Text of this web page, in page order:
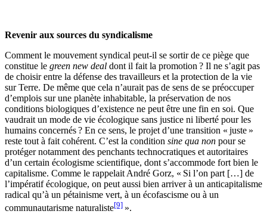
Revenir aux sources du syndicalisme
Comment le mouvement syndical peut-il se sortir de ce piège que
constitue le green new deal dont il fait la promotion ? Il ne s’agit pas
de choisir entre la défense des travailleurs et la protection de la vie
sur Terre. De même que cela n’aurait pas de sens de se préoccuper
d’emplois sur une planète inhabitable, la préservation de nos
conditions biologiques d’existence ne peut être une fin en soi. Que
vaudrait un mode de vie écologique sans justice ni liberté pour les
humains concernés ? En ce sens, le projet d’une transition « juste »
reste tout à fait cohérent. C’est la condition sine qua non pour se
protéger notamment des penchants technocratiques et autoritaires
d’un certain écologisme scientifique, dont s’accommode fort bien le
capitalisme. Comme le rappelait André Gorz, « Si l’on part […] de
l’impératif écologique, on peut aussi bien arriver à un anticapitalisme
radical qu’à un pétainisme vert, à un écofascisme ou à un
communautarisme naturaliste[9] ».